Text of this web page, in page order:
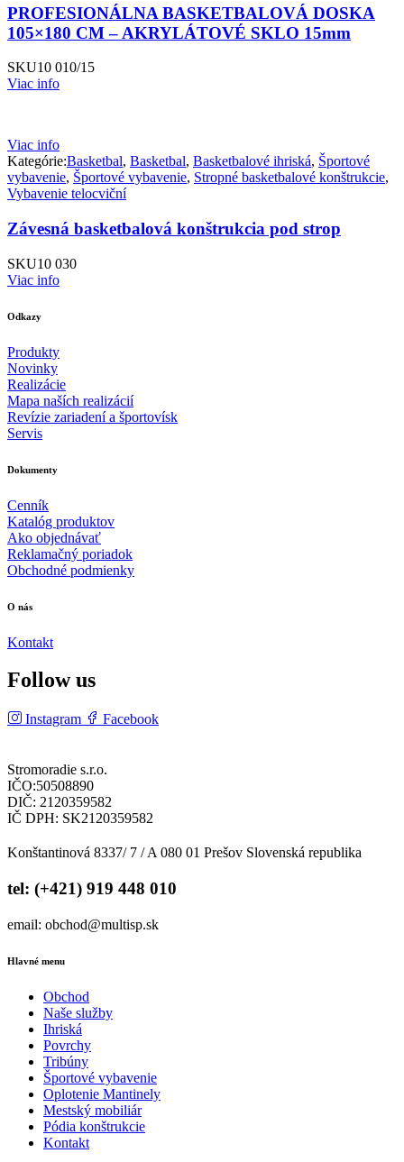
PROFESIONÁLNA BASKETBALOVÁ DOSKA
105×180 CM – AKRYLÁTOVÉ SKLO 15mm
SKU10 010/15
Viac info
Viac info
Kategórie:Basketbal, Basketbal, Basketbalové ihriská, Športové
vybavenie, Športové vybavenie, Stropné basketbalové konštrukcie,
Vybavenie telocviční
Závesná basketbalová konštrukcia pod strop
SKU10 030
Viac info
Odkazy
Produkty
Novinky
Realizácie
Mapa naších realizácií
Revízie zariadení a športovísk
Servis
Dokumenty
Cenník
Katalóg produktov
Ako objednávať
Reklamačný poriadok
Obchodné podmienky
O nás
Kontakt
Follow us
Instagram Facebook
Stromoradie s.r.o.
IČO:50508890
DIČ: 2120359582
IČ DPH: SK2120359582
Konštantinová 8337/ 7 / A 080 01 Prešov Slovenská republika
tel: (+421) 919 448 010
email: obchod@multisp.sk
Hlavné menu
Obchod
Naše služby
Ihriská
Povrchy
Tribúny
Športové vybavenie
Oplotenie Mantinely
Mestský mobiliár
Pódia konštrukcie
Kontakt